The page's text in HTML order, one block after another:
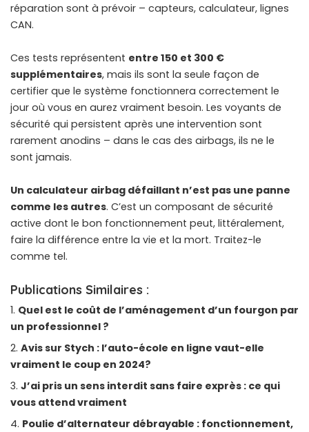
réparation sont à prévoir – capteurs, calculateur, lignes
CAN.
Ces tests représentent entre 150 et 300 €
supplémentaires, mais ils sont la seule façon de
certifier que le système fonctionnera correctement le
jour où vous en aurez vraiment besoin. Les voyants de
sécurité qui persistent après une intervention sont
rarement anodins – dans le cas des airbags, ils ne le
sont jamais.
Un calculateur airbag défaillant n’est pas une panne
comme les autres. C’est un composant de sécurité
active dont le bon fonctionnement peut, littéralement,
faire la différence entre la vie et la mort. Traitez-le
comme tel.
Publications Similaires :
Quel est le coût de l’aménagement d’un fourgon par
un professionnel ?
Avis sur Stych : l’auto-école en ligne vaut-elle
vraiment le coup en 2024?
J’ai pris un sens interdit sans faire exprès : ce qui
vous attend vraiment
Poulie d’alternateur débrayable : fonctionnement,